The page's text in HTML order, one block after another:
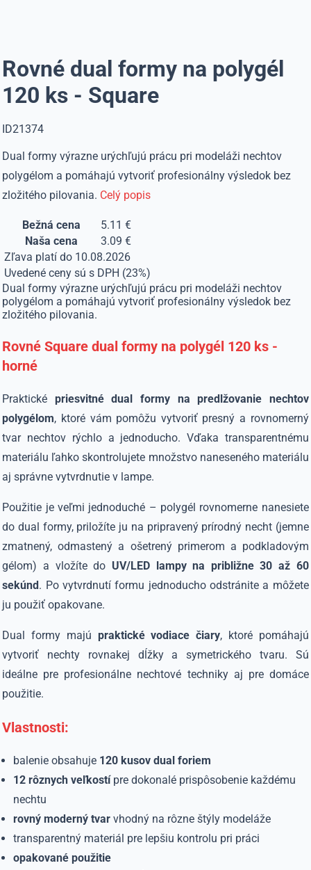
Rovné dual formy na polygél
120 ks - Square
ID21374
Dual formy výrazne urýchľujú prácu pri modeláži nechtov
polygélom a pomáhajú vytvoriť profesionálny výsledok bez
zložitého pilovania. Celý popis
Bežná cena
5.11 €
Naša cena
3.09 €
Zľava platí do 10.08.2026
Uvedené ceny sú s DPH (23%)
Dual formy výrazne urýchľujú prácu pri modeláži nechtov
polygélom a pomáhajú vytvoriť profesionálny výsledok bez
zložitého pilovania.
Rovné Square dual formy na polygél 120 ks -
horné
Praktické priesvitné dual formy na predlžovanie nechtov
polygélom, ktoré vám pomôžu vytvoriť presný a rovnomerný
tvar nechtov rýchlo a jednoducho. Vďaka transparentnému
materiálu ľahko skontrolujete množstvo naneseného materiálu
aj správne vytvrdnutie v lampe.
Použitie je veľmi jednoduché – polygél rovnomerne nanesiete
do dual formy, priložíte ju na pripravený prírodný necht (jemne
zmatnený, odmastený a ošetrený primerom a podkladovým
gélom) a vložíte do UV/LED lampy na približne 30 až 60
sekúnd. Po vytvrdnutí formu jednoducho odstránite a môžete
ju použiť opakovane.
Dual formy majú praktické vodiace čiary, ktoré pomáhajú
vytvoriť nechty rovnakej dĺžky a symetrického tvaru. Sú
ideálne pre profesionálne nechtové techniky aj pre domáce
použitie.
Vlastnosti:
balenie obsahuje 120 kusov dual foriem
12 rôznych veľkostípre dokonalé prispôsobenie každému
nechtu
rovný moderný tvar vhodný na rôzne štýly modeláže
transparentný materiál pre lepšiu kontrolu pri práci
opakované použitie